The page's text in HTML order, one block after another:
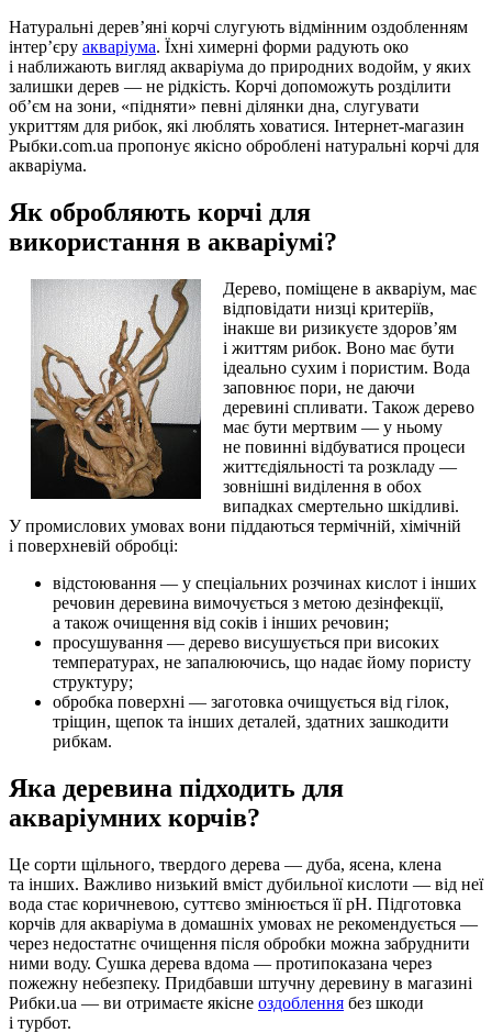
Натуральні дерев’яні корчі слугують відмінним оздобленням
інтер’єру акваріума. Їхні химерні форми радують око
і наближають вигляд акваріума до природних водойм, у яких
залишки дерев — не рідкість. Корчі допоможуть розділити
об’єм на зони, «підняти» певні ділянки дна, слугувати
укриттям для рибок, які люблять ховатися. Інтернет-магазин
Рыбки.com.ua пропонує якісно оброблені натуральні корчі для
акваріума.
Як обробляють корчі для
використання в акваріумі?
Дерево, поміщене в акваріум, має
відповідати низці критеріїв,
інакше ви ризикуєте здоров’ям
і життям рибок. Воно має бути
ідеально сухим і пористим. Вода
заповнює пори, не даючи
деревині спливати. Також дерево
має бути мертвим — у ньому
не повинні відбуватися процеси
життєдіяльності та розкладу —
зовнішні виділення в обох
випадках смертельно шкідливі.
У промислових умовах вони піддаються термічній, хімічній
і поверхневій обробці:
відстоювання — у спеціальних розчинах кислот і інших
речовин деревина вимочується з метою дезінфекції,
а також очищення від соків і інших речовин;
просушування — дерево висушується при високих
температурах, не запалюючись, що надає йому пористу
структуру;
обробка поверхні — заготовка очищується від гілок,
тріщин, щепок та інших деталей, здатних зашкодити
рибкам.
Яка деревина підходить для
акваріумних корчів?
Це сорти щільного, твердого дерева — дуба, ясена, клена
та інших. Важливо низький вміст дубильної кислоти — від неї
вода стає коричневою, суттєво змінюється її pH. Підготовка
корчів для акваріума в домашніх умовах не рекомендується —
через недостатнє очищення після обробки можна забруднити
ними воду. Сушка дерева вдома — протипоказана через
пожежну небезпеку. Придбавши штучну деревину в магазині
Рибки.ua — ви отримаєте якісне оздоблення без шкоди
і турбот.